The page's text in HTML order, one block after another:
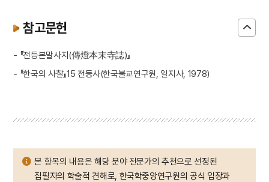
참고문헌
- 『전등본말사지(傳燈本末寺誌)』
- 『한국의 사찰』15 전등사(한국불교연구원, 일지사, 1978)
본 항목의 내용은 해당 분야 전문가의 추천으로 선정된
집필자의 학술적 견해로, 한국학중앙연구원의 공식 입장과